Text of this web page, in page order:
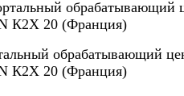
обрабатывающий
К2X 20 (Франция)